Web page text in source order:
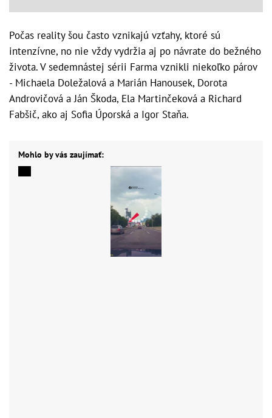
Počas reality šou často vznikajú vzťahy, ktoré sú
intenzívne, no nie vždy vydržia aj po návrate do bežného
života. V sedemnástej sérii Farma vznikli niekoľko párov
- Michaela Doležalová a Marián Hanousek, Dorota
Androvičová a Ján Škoda, Ela Martinčeková a Richard
Fabšič, ako aj Sofia Úporská a Igor Staňa.
Mohlo by vás zaujímať: